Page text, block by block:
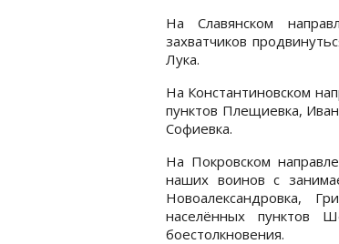
На Славянском
захватчиков
Лука.
На Константиновском
пунктов Плещиевка,
Софиевка.
На Покровском
наших воинов с
Новоалександровка,
населённых пунктов
боестолкновения.